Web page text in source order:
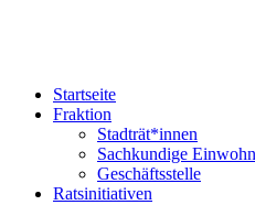
Startseite
Fraktion
Stadträt*innen
Sachkundige
Geschäftsstelle
Ratsinitiativen